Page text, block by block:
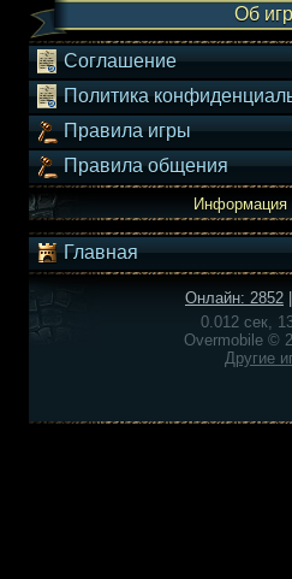
Об
Соглашение
Политика
Правила игры
Правила общения
Информация
Главная
Онлайн: 2852
0.012 сек,
Overmobile ©
Другие